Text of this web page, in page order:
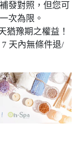
發對照，但您可
次為限。
猶豫期之權益！
天內無條件退/